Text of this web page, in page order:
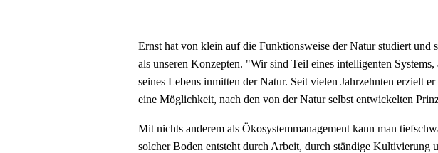
Ernst hat von klein auf die Funktionsweise der Natur studiert und
als unseren Konzepten. "Wir sind Teil eines intelligenten
seines Lebens inmitten der Natur. Seit vielen Jahrzehnten erzielt
eine Möglichkeit, nach den von der Natur selbst entwickelten
Mit nichts anderem als Ökosystemmanagement kann man
solcher Boden entsteht durch Arbeit, durch ständige Kultivierung